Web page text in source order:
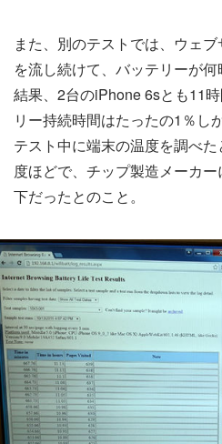
また、別のテストでは、ウェ
を流し続けて、バッテリーが
結果、2台のiPhone 6sとも11
リー持続時間はたったの1％し
テスト中に端末の温度を調べ
度ほどで、チップ製造メーカ
下だったとのこと。